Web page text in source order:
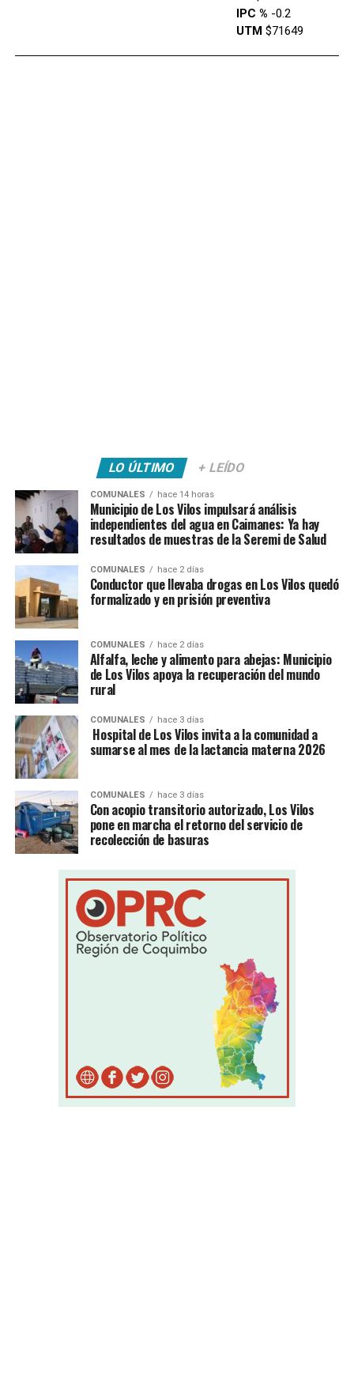
IPC % -0.2
UTM$71649
LO ÚLTIMO + LEÍDO
COMUNALES hace 14 horas
Municipio de Los Vilos impulsará análisis
independientes del agua en Caimanes: Ya hay
resultados de muestras de la Seremi de Salud
COMUNALES hace 2 días
Conductor que llevaba drogas en Los Vilos quedó
formalizado y en prisión preventiva
COMUNALES hace 2 días
Alfalfa, leche y alimento para abejas: Municipio
de Los Vilos apoya la recuperación del mundo
rural
COMUNALES hace 3 días
Hospital de Los Vilos invita a la comunidad a
sumarse al mes de la lactancia materna 2026
COMUNALES hace 3 días
Con acopio transitorio autorizado, Los Vilos
pone en marcha el retorno del servicio de
recolección de basuras